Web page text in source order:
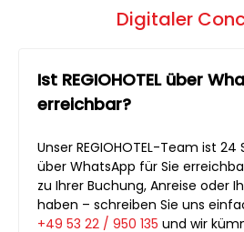
Digitaler
Ist REGIOHOTEL über
erreichbar?
Unser REGIOHOTEL-Team ist
über WhatsApp für Sie
zu Ihrer Buchung, Anreise oder
haben – schreiben Sie uns
+49 53 22 / 950 135 und wir